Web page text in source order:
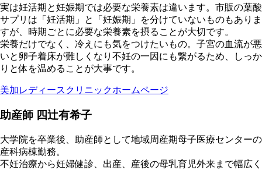
実は妊活期と妊娠期では必要な栄養素は違います。市販の葉酸
サプリは「妊活期」と「妊娠期」を分けていないものもありま
すが、時期ごとに必要な栄養素を摂ることが大切です。
栄養だけでなく、冷えにも気をつけたいもの。子宮の血流が悪
いと卵子着床が難しくなり不妊の一因にも繋がるため、しっか
りと体を温めることが大事です。
美加レディースクリニックホームページ
助産師 四辻有希子
大学院を卒業後、助産師として地域周産期母子医療センターの
産科病棟勤務。
不妊治療から妊婦健診、出産、産後の母乳育児外来まで幅広く